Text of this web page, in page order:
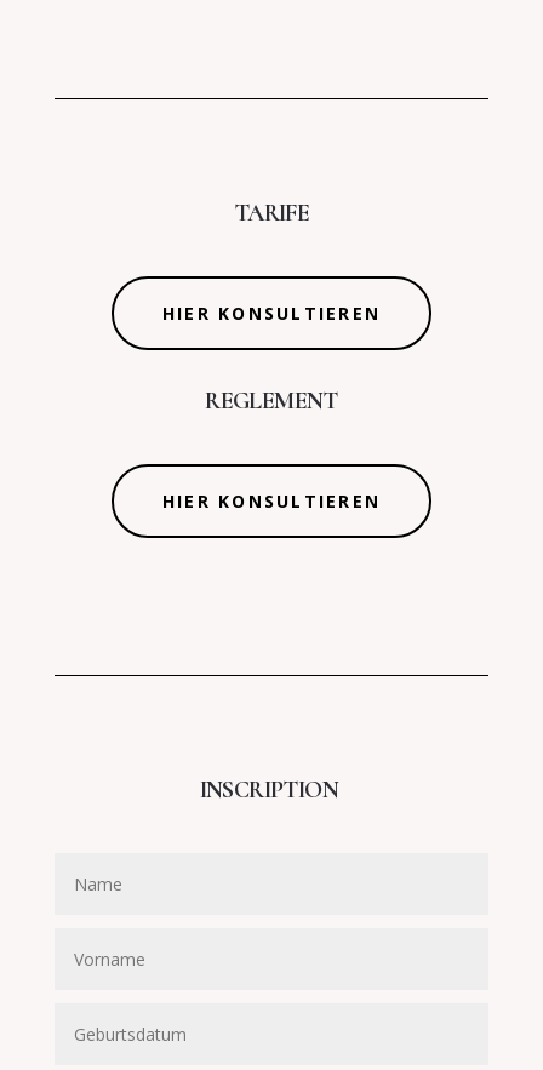
TARIFE
HIER KONSULTIEREN
REGLEMENT
HIER KONSULTIEREN
INSCRIPTION